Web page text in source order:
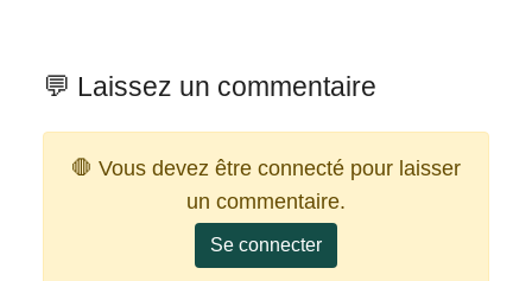
💬 Laissez un commentaire
🛑 Vous devez être connecté pour laisser
un commentaire.
Se connecter